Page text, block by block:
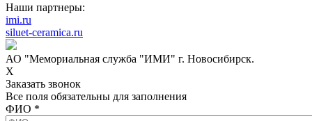
Наши партнеры:
imi.ru
siluet-ceramica.ru
АО "Мемориальная служба "ИМИ" г. Новосибирск.
X
Заказать звонок
Все поля обязательны для заполнения
ФИО *